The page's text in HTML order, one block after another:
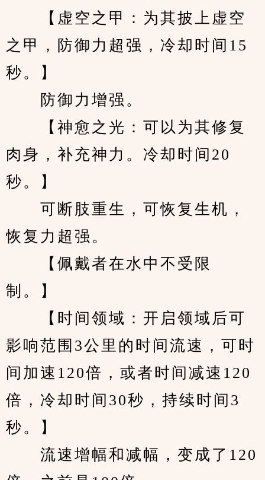
【虚空之甲：为其披上虚空
之甲，防御力超强，冷却时间15
秒。】
防御力增强。
【神愈之光：可以为其修复
肉身，补充神力。冷却时间20
秒。】
可断肢重生，可恢复生机，
恢复力超强。
【佩戴者在水中不受限
制。】
【时间领域：开启领域后可
影响范围3公里的时间流速，可时
间加速120倍，或者时间减速120
倍，冷却时间30秒，持续时间3
秒。】
流速增幅和减幅，变成了120